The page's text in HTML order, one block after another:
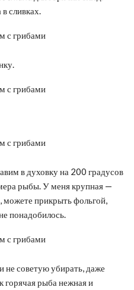
сливках.
в духовку на 200 градусов
рыбы. У меня крупная —
можете прикрыть фольгой,
понадобилось.
советую убирать, даже
горячая рыба нежная и